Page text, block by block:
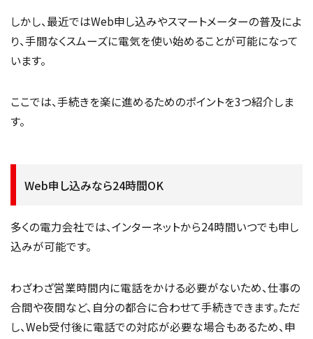
しかし、最近ではWeb申し込みやスマートメーターの普及によ
り、手間なくスムーズに電気を使い始めることが可能になって
います。
ここでは、手続きを楽に進めるためのポイントを3つ紹介しま
す。
Web申し込みなら24時間OK
多くの電力会社では、インターネットから24時間いつでも申し
込みが可能です。
わざわざ営業時間内に電話をかける必要がないため、仕事の
合間や夜間など、自分の都合に合わせて手続きできます。ただ
し、Web受付後に電話での対応が必要な場合もあるため、申